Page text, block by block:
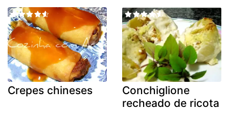
Crepes chineses
Conchiglione
recheado de ricota